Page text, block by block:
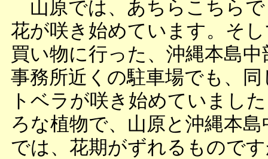
山原では、あちらこちら
花が咲き始めています。そ
買い物に行った、沖縄本島
事務所近くの駐車場でも、
トベラが咲き始めていまし
ろな植物で、山原と沖縄本島
では、花期がずれるもので